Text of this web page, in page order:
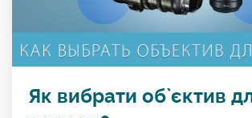
Як вибрати об`єктив